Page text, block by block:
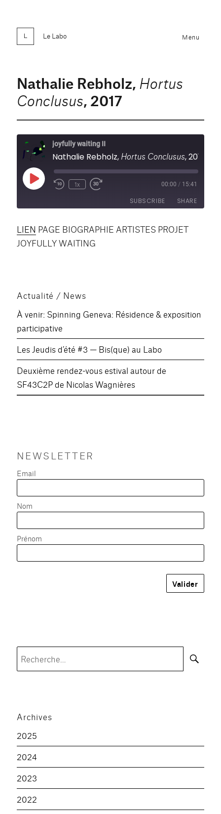
Le Labo Menu
Nathalie Rebholz, Hortus
Conclusus, 2017
joyfully waiting II
Nathalie Rebholz, Hortus Conclusus, 2017
Play
EpisodeRewind
1x Fast
seconds
00:00 / 15:41
SUBSCRIBE SHARE
RSS FEED
SHARE
LIEN PAGE BIOGRAPHIE ARTISTES PROJET
JOYFULLY WAITING
Actualité / News
À venir: Spinning Geneva: Résidence & exposition
participative
Les Jeudis d’été #3 — Bis(que) au Labo
Deuxième rendez-vous estival autour de
SF43C2P de Nicolas Wagnières
NEWSLETTER
Email
Nom
Prénom
Archives
2025
2024
2023
2022